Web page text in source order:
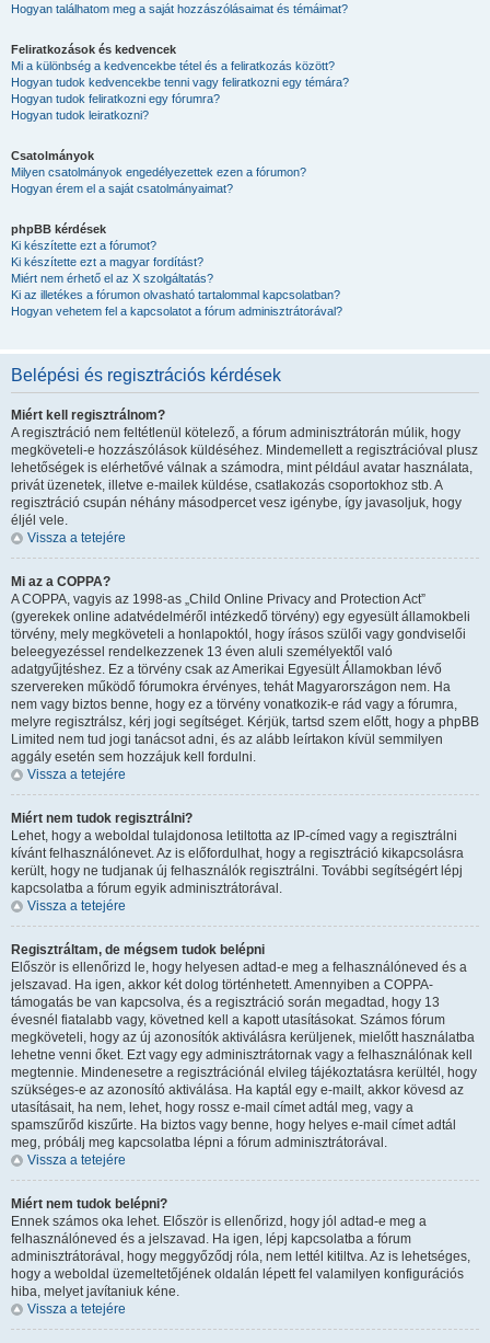
Hogyan találhatom meg a saját hozzászólásaimat és témáimat?
Feliratkozások és kedvencek
Mi a különbség a kedvencekbe tétel és a feliratkozás között?
Hogyan tudok kedvencekbe tenni vagy feliratkozni egy témára?
Hogyan tudok feliratkozni egy fórumra?
Hogyan tudok leiratkozni?
Csatolmányok
Milyen csatolmányok engedélyezettek ezen a fórumon?
Hogyan érem el a saját csatolmányaimat?
phpBB kérdések
Ki készítette ezt a fórumot?
Ki készítette ezt a magyar fordítást?
Miért nem érhető el az X szolgáltatás?
Ki az illetékes a fórumon olvasható tartalommal kapcsolatban?
Hogyan vehetem fel a kapcsolatot a fórum adminisztrátorával?
Belépési és regisztrációs kérdések
Miért kell regisztrálnom?
A regisztráció nem feltétlenül kötelező, a fórum adminisztrátorán múlik, hogy
megköveteli-e hozzászólások küldéséhez. Mindemellett a regisztrációval plusz
lehetőségek is elérhetővé válnak a számodra, mint például avatar használata,
privát üzenetek, illetve e-mailek küldése, csatlakozás csoportokhoz stb. A
regisztráció csupán néhány másodpercet vesz igénybe, így javasoljuk, hogy
éljél vele.
Vissza a tetejére
Mi az a COPPA?
A COPPA, vagyis az 1998-as „Child Online Privacy and Protection Act”
(gyerekek online adatvédelméről intézkedő törvény) egy egyesült államokbeli
törvény, mely megköveteli a honlapoktól, hogy írásos szülői vagy gondviselői
beleegyezéssel rendelkezzenek 13 éven aluli személyektől való
adatgyűjtéshez. Ez a törvény csak az Amerikai Egyesült Államokban lévő
szervereken működő fórumokra érvényes, tehát Magyarországon nem. Ha
nem vagy biztos benne, hogy ez a törvény vonatkozik-e rád vagy a fórumra,
melyre regisztrálsz, kérj jogi segítséget. Kérjük, tartsd szem előtt, hogy a phpBB
Limited nem tud jogi tanácsot adni, és az alább leírtakon kívül semmilyen
aggály esetén sem hozzájuk kell fordulni.
Vissza a tetejére
Miért nem tudok regisztrálni?
Lehet, hogy a weboldal tulajdonosa letiltotta az IP-címed vagy a regisztrálni
kívánt felhasználónevet. Az is előfordulhat, hogy a regisztráció kikapcsolásra
került, hogy ne tudjanak új felhasználók regisztrálni. További segítségért lépj
kapcsolatba a fórum egyik adminisztrátorával.
Vissza a tetejére
Regisztráltam, de mégsem tudok belépni
Először is ellenőrizd le, hogy helyesen adtad-e meg a felhasználóneved és a
jelszavad. Ha igen, akkor két dolog történhetett. Amennyiben a COPPA-
támogatás be van kapcsolva, és a regisztráció során megadtad, hogy 13
évesnél fiatalabb vagy, követned kell a kapott utasításokat. Számos fórum
megköveteli, hogy az új azonosítók aktiválásra kerüljenek, mielőtt használatba
lehetne venni őket. Ezt vagy egy adminisztrátornak vagy a felhasználónak kell
megtennie. Mindenesetre a regisztrációnál elvileg tájékoztatásra kerültél, hogy
szükséges-e az azonosító aktiválása. Ha kaptál egy e-mailt, akkor kövesd az
utasításait, ha nem, lehet, hogy rossz e-mail címet adtál meg, vagy a
spamszűrőd kiszűrte. Ha biztos vagy benne, hogy helyes e-mail címet adtál
meg, próbálj meg kapcsolatba lépni a fórum adminisztrátorával.
Vissza a tetejére
Miért nem tudok belépni?
Ennek számos oka lehet. Először is ellenőrizd, hogy jól adtad-e meg a
felhasználóneved és a jelszavad. Ha igen, lépj kapcsolatba a fórum
adminisztrátorával, hogy meggyőződj róla, nem lettél kitiltva. Az is lehetséges,
hogy a weboldal üzemeltetőjének oldalán lépett fel valamilyen konfigurációs
hiba, melyet javítaniuk kéne.
Vissza a tetejére